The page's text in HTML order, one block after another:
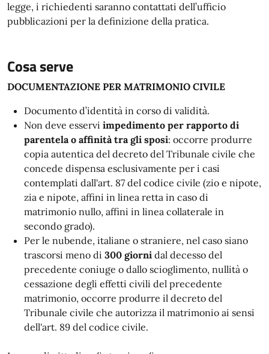
legge, i richiedenti saranno contattati dell’ufficio
pubblicazioni per la definizione della pratica.
Cosa serve
DOCUMENTAZIONE PER MATRIMONIO CIVILE
Documento d’identità in corso di validità.
Non deve esservi impedimento per rapporto di
parentela o affinità tra gli sposi: occorre produrre
copia autentica del decreto del Tribunale civile che
concede dispensa esclusivamente per i casi
contemplati dall'art. 87 del codice civile (zio e nipote,
zia e nipote, affini in linea retta in caso di
matrimonio nullo, affini in linea collaterale in
secondo grado).
Per le nubende, italiane o straniere, nel caso siano
trascorsi meno di 300 giorni dal decesso del
precedente coniuge o dallo scioglimento, nullità o
cessazione degli effetti civili del precedente
matrimonio, occorre produrre il decreto del
Tribunale civile che autorizza il matrimonio ai sensi
dell'art. 89 del codice civile.